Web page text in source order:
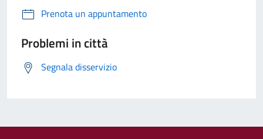
Prenota un appuntamento
Problemi in città
Segnala disservizio